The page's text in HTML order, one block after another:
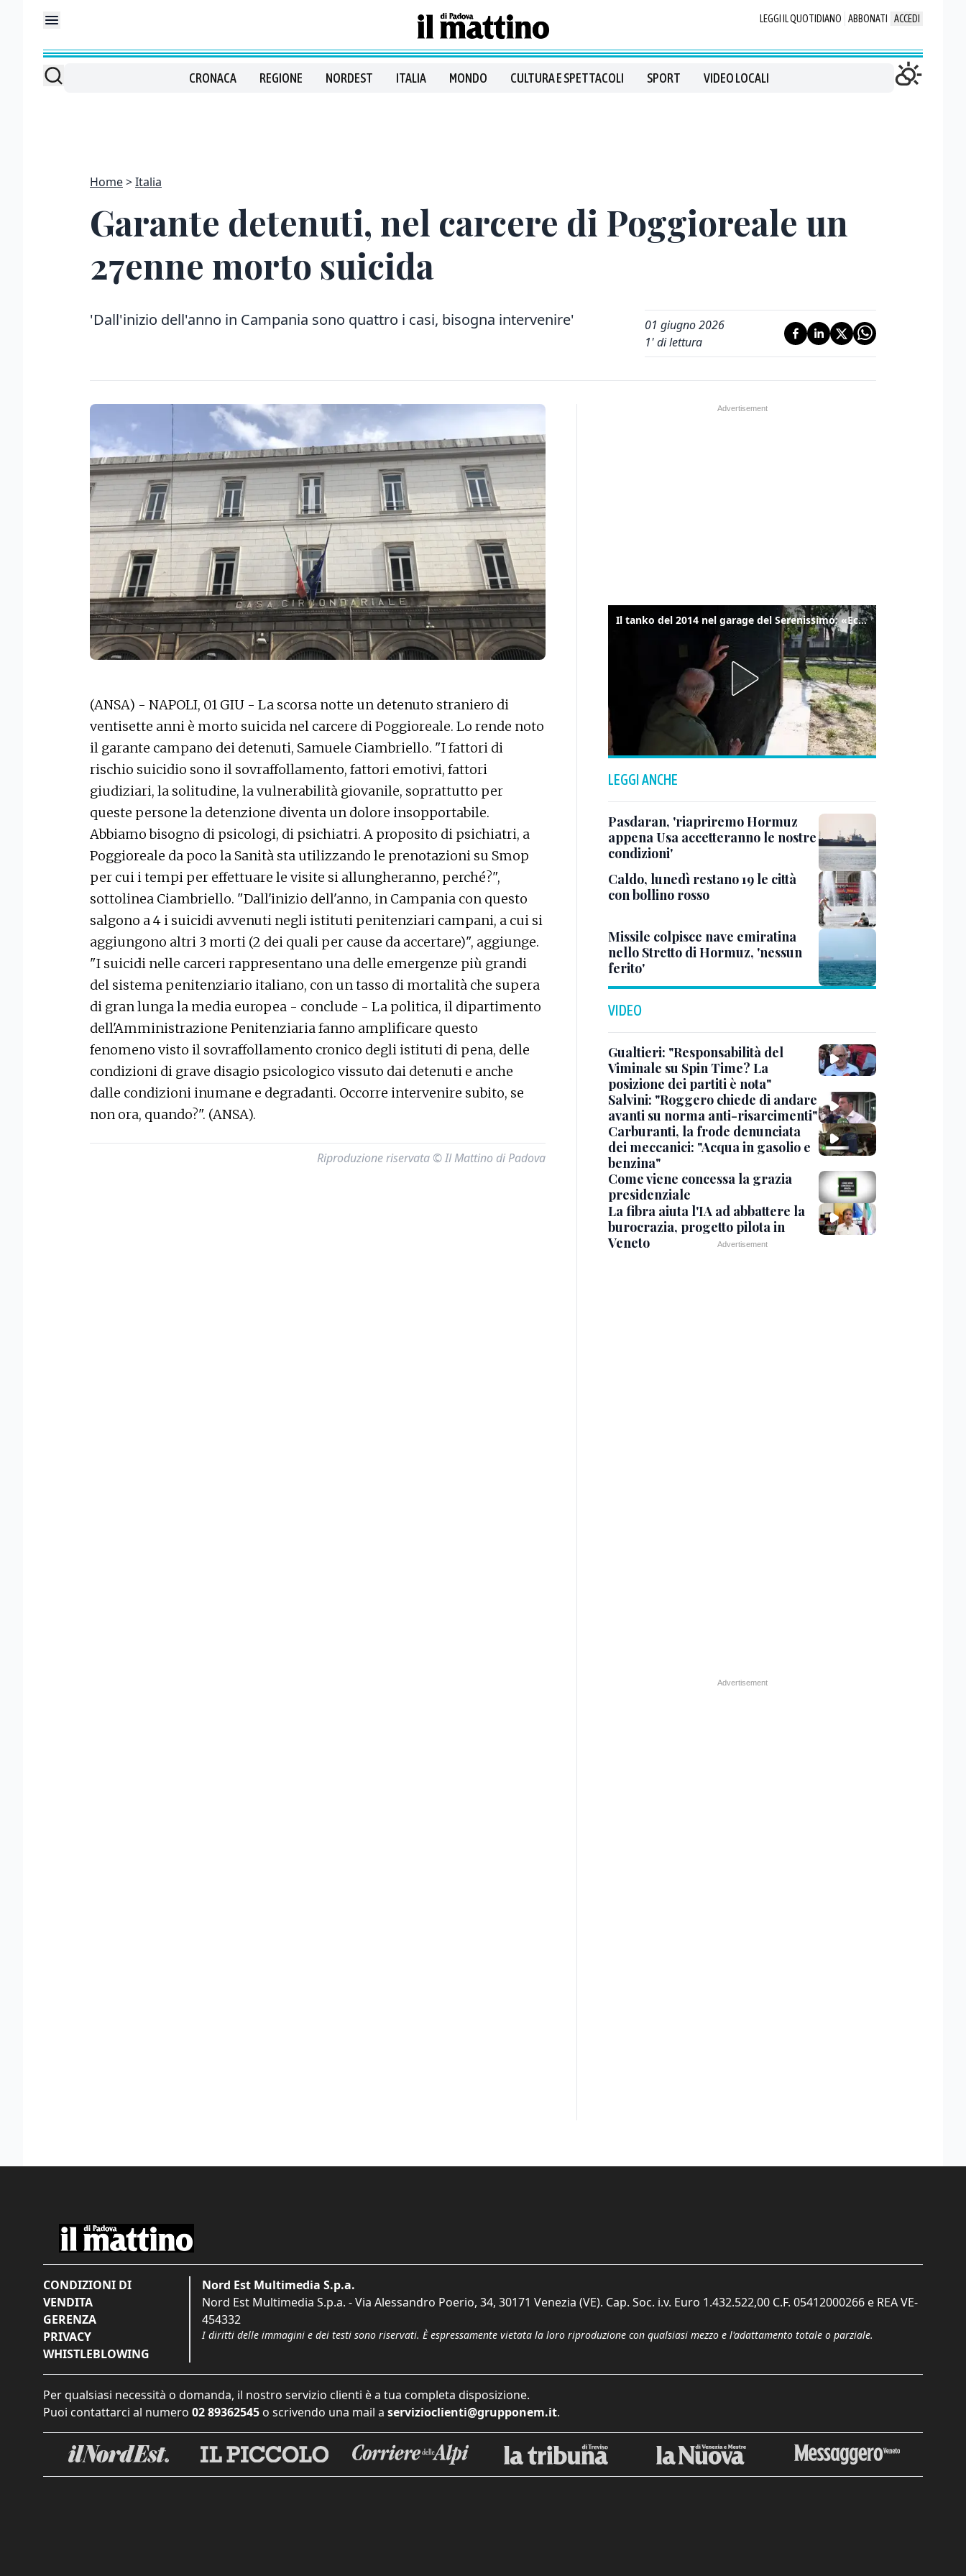
LEGGI IL QUOTIDIANO ABBONATI ACCEDI
CRONACA REGIONE NORDEST ITALIA MONDO CULTURA E SPETTACOLI SPORT VIDEO LOCALI
Home Italia
Garante detenuti, nel carcere di Poggioreale un
27enne morto suicida
'Dall'inizio dell'anno in Campania sono quattro i casi, bisogna intervenire'
01 giugno 2026
1' di lettura
(ANSA) - NAPOLI, 01 GIU - La scorsa notte un detenuto straniero di
ventisette anni è morto suicida nel carcere di Poggioreale. Lo rende noto
il garante campano dei detenuti, Samuele Ciambriello. "I fattori di
rischio suicidio sono il sovraffollamento, fattori emotivi, fattori
giudiziari, la solitudine, la vulnerabilità giovanile, soprattutto per
queste persone la detenzione diventa un dolore insopportabile.
Abbiamo bisogno di psicologi, di psichiatri. A proposito di psichiatri, a
Poggioreale da poco la Sanità sta utilizzando le prenotazioni su Smop
per cui i tempi per effettuare le visite si allungheranno, perché?",
sottolinea Ciambriello. "Dall'inizio dell'anno, in Campania con questo
salgono a 4 i suicidi avvenuti negli istituti penitenziari campani, a cui si
aggiungono altri 3 morti (2 dei quali per cause da accertare)", aggiunge.
"I suicidi nelle carceri rappresentano una delle emergenze più grandi
del sistema penitenziario italiano, con un tasso di mortalità che supera
di gran lunga la media europea - conclude - La politica, il dipartimento
dell'Amministrazione Penitenziaria fanno amplificare questo
fenomeno visto il sovraffollamento cronico degli istituti di pena, delle
condizioni di grave disagio psicologico vissuto dai detenuti e anche
dalle condizioni inumane e degradanti. Occorre intervenire subito, se
non ora, quando?". (ANSA).
Riproduzione riservata © Il Mattino di Padova
Il tanko del 2014 nel garage del Serenissimo: «Ecco come potevamo resistere per qualche giornata»
LEGGI ANCHE
Pasdaran, 'riapriremo Hormuz
appena Usa accetteranno le nostre
condizioni'
Caldo, lunedì restano 19 le città
con bollino rosso
Missile colpisce nave emiratina
nello Stretto di Hormuz, 'nessun
ferito'
VIDEO
Gualtieri: "Responsabilità del
Viminale su Spin Time? La
posizione dei partiti è nota"
Salvini: "Roggero chiede di andare
avanti su norma anti-risarcimenti"
Carburanti, la frode denunciata
dei meccanici: "Acqua in gasolio e
benzina"
Come viene concessa la grazia
presidenziale
La fibra aiuta l'IA ad abbattere la
burocrazia, progetto pilota in
Veneto
CONDIZIONI DI
VENDITA
GERENZA
PRIVACY
WHISTLEBLOWING
Nord Est Multimedia S.p.a.
Nord Est Multimedia S.p.a. - Via Alessandro Poerio, 34, 30171 Venezia (VE). Cap. Soc. i.v. Euro 1.432.522,00 C.F. 05412000266 e REA VE-
454332
I diritti delle immagini e dei testi sono riservati. È espressamente vietata la loro riproduzione con qualsiasi mezzo e l'adattamento totale o parziale.
Per qualsiasi necessità o domanda, il nostro servizio clienti è a tua completa disposizione.
Puoi contattarci al numero 02 89362545 o scrivendo una mail a servizioclienti@grupponem.it.